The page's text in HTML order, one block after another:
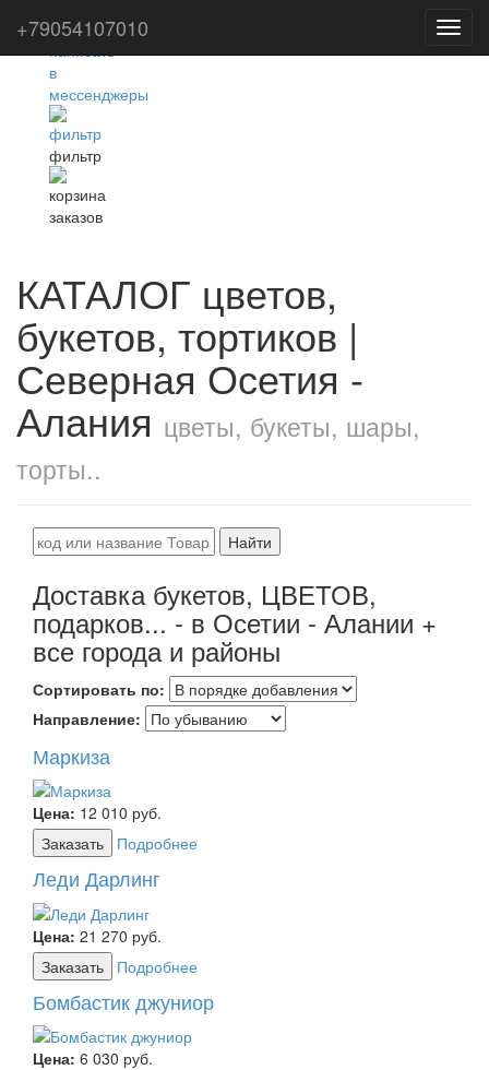
фильтр
КАТАЛОГ цветов,
букетов, тортиков |
Северная Осетия -
Алания цветы, букеты, шары,
торты..
Найти
Доставка букетов, ЦВЕТОВ,
подарков... - в Осетии - Алании +
все города и районы
Сортировать по:
Направление:
Маркиза
Цена: 12 010 руб.
Заказать
Подробнее
Леди Дарлинг
Цена: 21 270 руб.
Заказать
Подробнее
Бомбастик джуниор
Цена: 6 030 руб.
+79054107010